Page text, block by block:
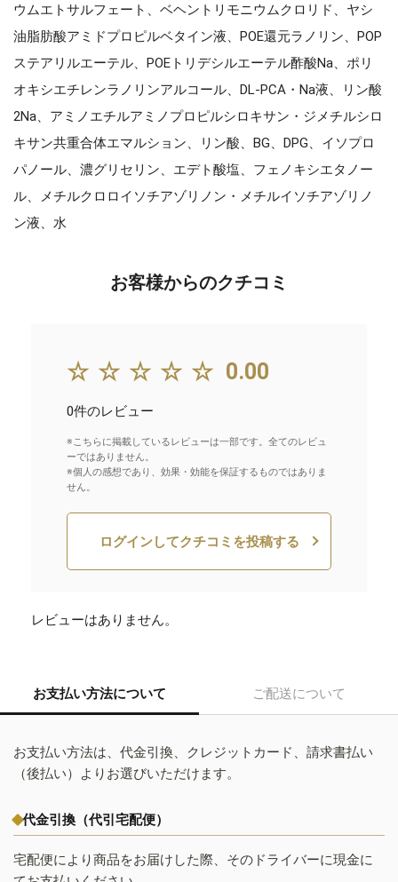
ウムエトサルフェート、ベヘントリモニウムクロリド、ヤシ
油脂肪酸アミドプロピルベタイン液、POE還元ラノリン、POP
ステアリルエーテル、POEトリデシルエーテル酢酸Na、ポリ
オキシエチレンラノリンアルコール、DL-PCA・Na液、リン酸
2Na、アミノエチルアミノプロピルシロキサン・ジメチルシロ
キサン共重合体エマルション、リン酸、BG、DPG、イソプロ
パノール、濃グリセリン、エデト酸塩、フェノキシエタノー
ル、メチルクロロイソチアゾリノン・メチルイソチアゾリノ
ン液、水
お客様からのクチコミ
☆☆☆☆☆ 0.00
0件のレビュー
※こちらに掲載しているレビューは一部です。全てのレビュ
ーではありません。
※個人の感想であり、効果・効能を保証するものではありま
せん。
ログインしてクチコミを投稿する
レビューはありません。
お支払い方法について ご配送について
お支払い方法は、代金引換、クレジットカード、請求書払い
（後払い）よりお選びいただけます。
代金引換（代引宅配便）
宅配便により商品をお届けした際、そのドライバーに現金に